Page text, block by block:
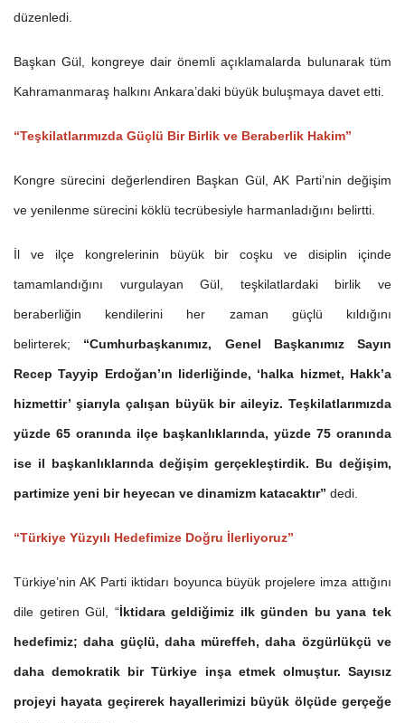
düzenledi.
Başkan Gül, kongreye dair önemli açıklamalarda bulunarak tüm
Kahramanmaraş halkını Ankara’daki büyük buluşmaya davet etti.
“Teşkilatlarımızda Güçlü Bir Birlik ve Beraberlik Hakim”
Kongre sürecini değerlendiren Başkan Gül, AK Parti’nin değişim
ve yenilenme sürecini köklü tecrübesiyle harmanladığını belirtti.
İl ve ilçe kongrelerinin büyük bir coşku ve disiplin içinde
tamamlandığını vurgulayan Gül, teşkilatlardaki birlik ve
beraberliğin kendilerini her zaman güçlü kıldığını
belirterek; “Cumhurbaşkanımız, Genel Başkanımız Sayın
Recep Tayyip Erdoğan’ın liderliğinde, ‘halka hizmet, Hakk’a
hizmettir’ şiarıyla çalışan büyük bir aileyiz. Teşkilatlarımızda
yüzde 65 oranında ilçe başkanlıklarında, yüzde 75 oranında
ise il başkanlıklarında değişim gerçekleştirdik. Bu değişim,
partimize yeni bir heyecan ve dinamizm katacaktır” dedi.
“Türkiye Yüzyılı Hedefimize Doğru İlerliyoruz”
Türkiye’nin AK Parti iktidarı boyunca büyük projelere imza attığını
dile getiren Gül, “İktidara geldiğimiz ilk günden bu yana tek
hedefimiz; daha güçlü, daha müreffeh, daha özgürlükçü ve
daha demokratik bir Türkiye inşa etmek olmuştur. Sayısız
projeyi hayata geçirerek hayallerimizi büyük ölçüde gerçeğe